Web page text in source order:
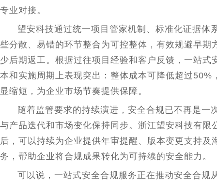
专业对接。
望安科技通过统一项目管家机制、标准化证据体
些分散、易错的环节整合为可控整体，有效规避早期
少后期返工。根据过往项目经验和客户反馈，一站式
本和实施周期上表现突出：整体成本可降低超过50%
显缩短，为企业市场节奏提供保障。
随着监管要求的持续演进，安全合规已不再是一
与产品迭代和市场变化保持同步。浙江望安科技有限
后，可以持续为企业提供年审提醒、版本变更支持及
务，帮助企业将合规成果转化为可持续的安全能力。
可以说，一站式安全合规服务正在推动安全合规